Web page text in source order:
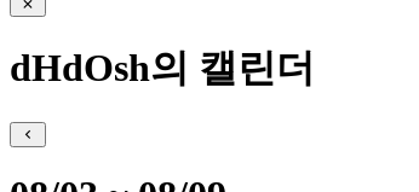
dHdOsh의 캘린더